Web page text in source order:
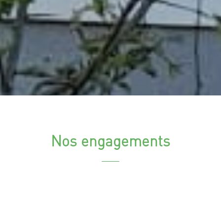
Nos engagements